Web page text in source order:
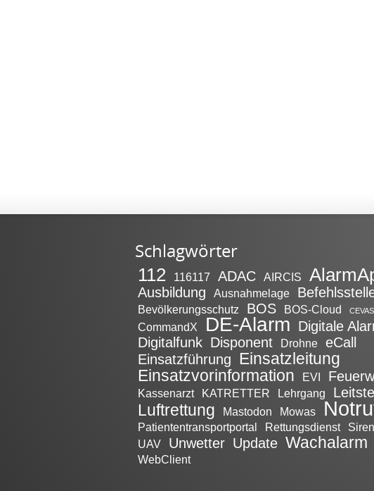
Schlagwörter
112 116117 ADAC AIRCIS
Ausbildung
Ausnahmelage
Bevölkerungsschutz
BOS BOS-Cloud
CommandX DE-Alarm Digitale
Digitalfunk Disponent Drohne
eCall
Einsatzführung
Einsatzleitung
Einsatzvorinformation
EVI
Kassenarzt
KATRETTER Lehrgang
Luftrettung Mastodon Mowas
Patiententransportportal Rettungsdienst
UAV
Unwetter Update Wachalarm
WebClient